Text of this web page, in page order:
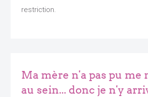
restriction.
Ma mère n'a pas pu
au sein... donc je n'y